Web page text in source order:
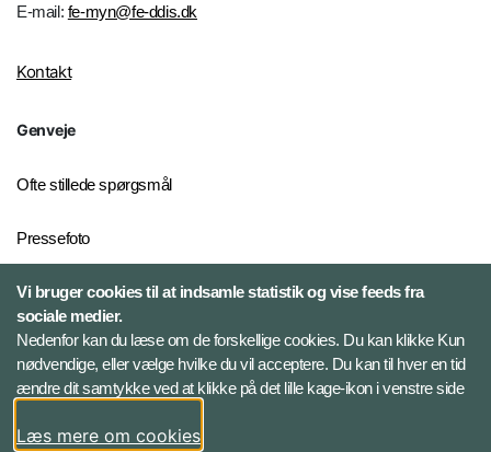
E-mail: fe-myn@fe-ddis.dk
Kontakt
Genveje
Ofte stillede spørgsmål
Pressefoto
Risiko- og trusselsvurderinger
Ekstern whistleblowerordning
for FE
Vi bruger cookies til at indsamle statistik og vise feeds fra
sociale medier.
Nedenfor kan du læse om de forskellige cookies. Du kan klikke Kun
nødvendige, eller vælge hvilke du vil acceptere. Du kan til hver en tid
ændre dit samtykke ved at klikke på det lille kage-ikon i venstre side
Læs mere om cookies